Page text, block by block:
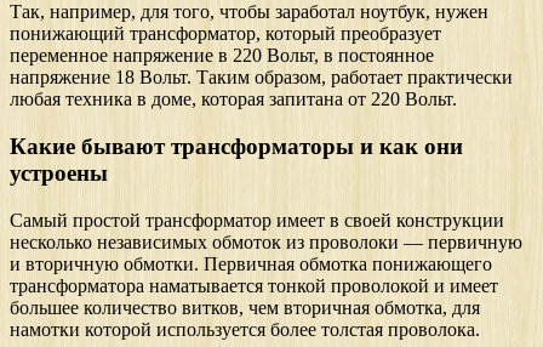
Так, например, для того, чтобы заработал ноутбук, нужен
понижающий трансформатор, который преобразует
переменное напряжение в 220 Вольт, в постоянное
напряжение 18 Вольт. Таким образом, работает практически
любая техника в доме, которая запитана от 220 Вольт.
Какие бывают трансформаторы и как они
устроены
Самый простой трансформатор имеет в своей конструкции
несколько независимых обмоток из проволоки — первичную
и вторичную обмотки. Первичная обмотка понижающего
трансформатора наматывается тонкой проволокой и имеет
большее количество витков, чем вторичная обмотка, для
намотки которой используется более толстая проволока.